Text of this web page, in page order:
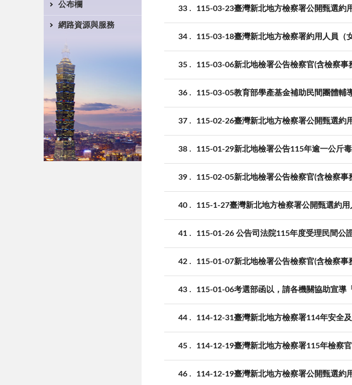
公布欄
網路資源與服務
33 115-03-23臺灣新北地方檢察署公開甄選約
34 115-03-18臺灣新北地方檢察署約用人員（
35 115-03-06新北地檢署公告檢察官(含檢察
36 115-03-05教育部學產基金補助民間團體輔
37 115-02-26臺灣新北地方檢察署公開甄選約
38 115-01-29新北地檢署公告115年逾一公斤
39 115-02-05新北地檢署公告檢察官(含檢察
40 115-1-27臺灣新北地方檢察署公開甄選約用
41 115-01-26 公告司法院115年度受理民間公
42 115-01-07新北地檢署公告檢察官(含檢察
43 115-01-06考選部函以，請各機關協助宣導
44 114-12-31臺灣新北地方檢察署114年安全
45 114-12-19臺灣新北地方檢察署115年檢察
46 114-12-19臺灣新北地方檢察署公開甄選約